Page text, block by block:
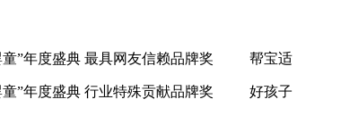
童”年度盛典 最具网友信赖品牌奖 帮宝适
童”年度盛典 行业特殊贡献品牌奖 好孩子